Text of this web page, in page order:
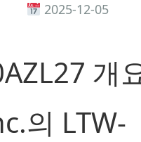
2025-12-05
개
의 LTW-